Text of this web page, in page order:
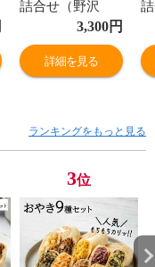
詰合せ（野沢
菜・きのこ・や
さい・ポテト・
あんこ・なす・
切干大根・に
送料無料
3,300円
詳細を見る
ランキングをもっと見る
3位